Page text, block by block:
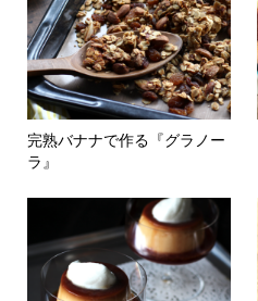
完熟バナナで作る『グラノー
ラ』